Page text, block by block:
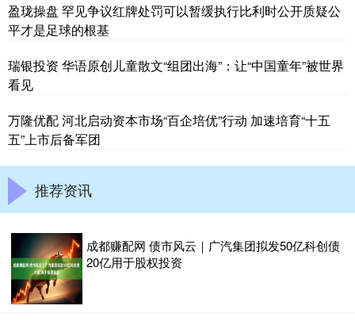
盈珑操盘 罕见争议红牌处罚可以暂缓执行比利时公开质疑公
平才是足球的根基
瑞银投资 华语原创儿童散文“组团出海”：让“中国童年”被世界
看见
万隆优配 河北启动资本市场“百企培优”行动 加速培育“十五
五”上市后备军团
推荐资讯
成都赚配网 债市风云｜广汽集团拟发50亿科创债
20亿用于股权投资